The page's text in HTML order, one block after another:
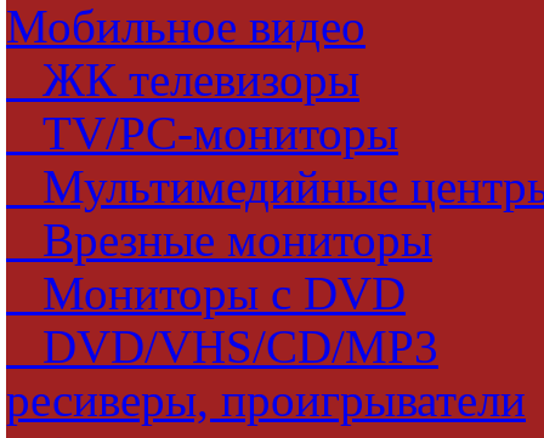
Мобильное видео
ЖК телевизоры
TV/PC-мониторы
Мультимедийные
Врезные мониторы
Мониторы с DVD
DVD/VHS/CD/MP3
ресиверы, проигрыватели